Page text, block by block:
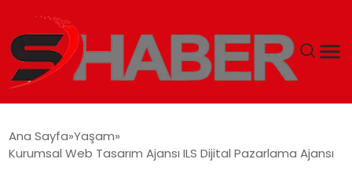
Ana Sayfa Yaşam
Kurumsal Web Tasarım Ajansı ILS Dijital Pazarlama Ajansı